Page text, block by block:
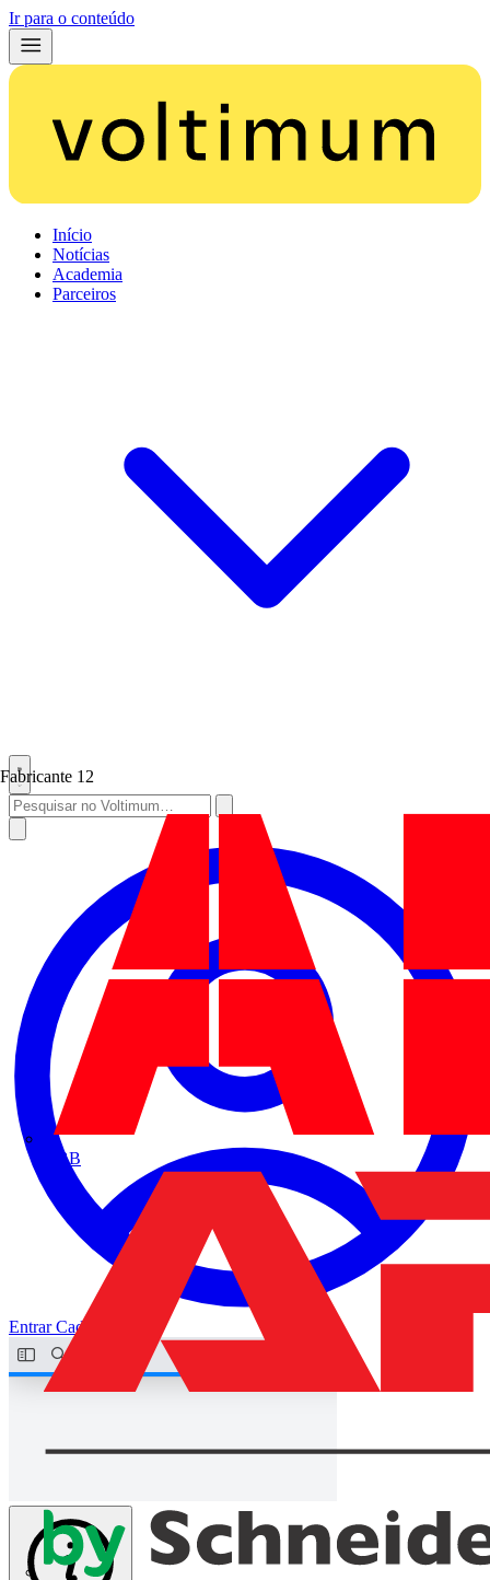
Ir para o conteúdo
Início
Notícias
Academia
Parceiros
Fabricante 12
ABB
EntrarCadastrar